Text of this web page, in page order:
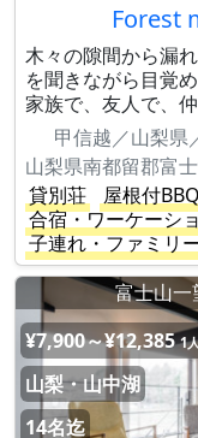
Forest
木々の隙間から漏
を聞きながら目覚
家族で、友人で、
甲信越／山梨県
山梨県南都留郡富
貸別荘
屋根付BBQ
合宿・ワーケーシ
子連れ・ファミリ
富士山一
¥7,900～¥12,385 1
山梨・山中湖
14名迄